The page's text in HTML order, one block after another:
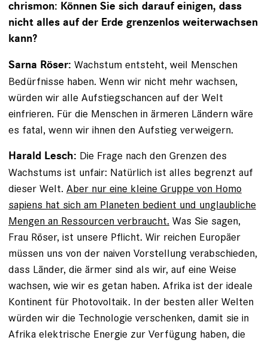
chrismon: Können Sie sich darauf einigen, dass
nicht ­alles auf der Erde grenzenlos weiterwachsen
kann?
Sarna Röser: Wachstum entsteht, weil Menschen
Bedürfnisse haben. Wenn wir nicht mehr wachsen,
würden wir alle Aufstiegschancen auf der Welt
einfrieren. Für die Menschen in ärmeren Ländern wäre
es fatal, wenn wir ihnen den Aufstieg verweigern.
Harald Lesch: Die Frage nach den Grenzen des
Wachstums ist unfair: Natürlich ist alles begrenzt auf
dieser Welt. Aber nur eine kleine Gruppe von Homo
sapiens hat sich am Planeten bedient und unglaubliche
Mengen an Ressourcen verbraucht. Was Sie sagen,
Frau Röser, ist ­unsere Pflicht. Wir reichen Europäer
müssen uns von der naiven Vorstellung verabschieden,
dass Länder, die ärmer sind als wir, auf eine Weise
wachsen, wie wir es getan haben. Afrika ist der ideale
Kontinent für Photovoltaik. In der besten aller Welten
würden wir die Technologie verschenken, damit sie in
Afrika elektrische Energie zur Verfügung haben, die